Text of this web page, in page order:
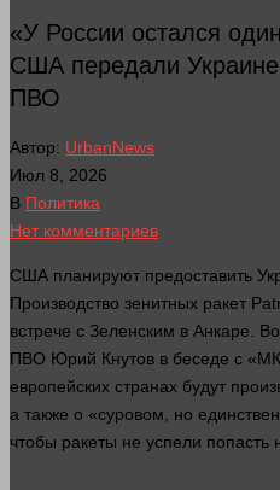
«У России остался
США передали
ПВО
Автор: UrbanNews
Июл 8, 2026
В Политика
Нет комментариев
США планируют предоставить
Производство зенитных ракет
встрече с Зеленским в Анкаре.
ПВО Юрий Кнутов в беседе с
европейских странах будут
а также о «суровом, но
чтобы ракеты не успели попасть